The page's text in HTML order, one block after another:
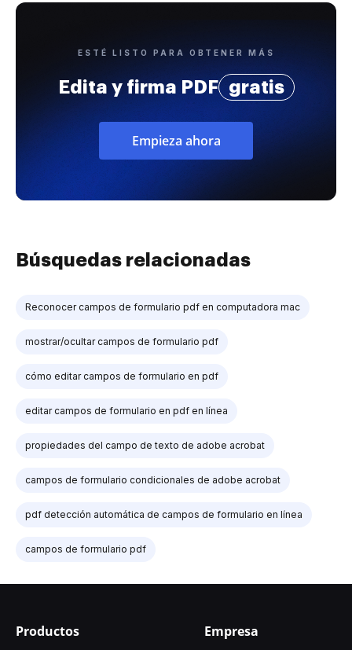
ESTÉ LISTO PARA OBTENER MÁS
Edita y firma PDF gratis
Empieza ahora
Búsquedas relacionadas
Reconocer campos de formulario pdf en computadora mac
mostrar/ocultar campos de formulario pdf
cómo editar campos de formulario en pdf
editar campos de formulario en pdf en línea
propiedades del campo de texto de adobe acrobat
campos de formulario condicionales de adobe acrobat
pdf detección automática de campos de formulario en línea
campos de formulario pdf
Productos Empresa